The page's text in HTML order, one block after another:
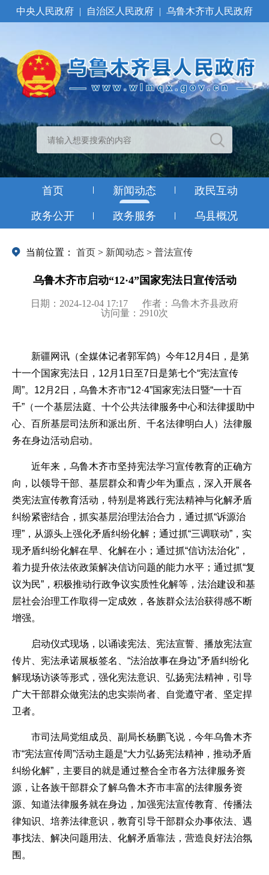
中央人民政府 | 自治区人民政府 | 乌鲁木齐市人民政府
首页 新闻动态 政民互动
政务公开 政务服务 乌县概况
当前位置： 首页 > 新闻动态 > 普法宣传
乌鲁木齐市启动“12·4”国家宪法日宣传活动
日期：2024-12-04 17:17
作者：乌鲁木齐县政府
访问量： 2910次
新疆网讯（全媒体记者郭军鸽）今年12月4日，是第
十一个国家宪法日，12月1日至7日是第七个“宪法宣传
周”。12月2日，乌鲁木齐市“12·4”国家宪法日暨“一十百
千”（一个基层法庭、十个公共法律服务中心和法律援助中
心、百所基层司法所和派出所、千名法律明白人）法律服
务在身边活动启动。
近年来，乌鲁木齐市坚持宪法学习宣传教育的正确方
向，以领导干部、基层群众和青少年为重点，深入开展各
类宪法宣传教育活动，特别是将践行宪法精神与化解矛盾
纠纷紧密结合，抓实基层治理法治合力，通过抓“诉源治
理”，从源头上强化矛盾纠纷化解；通过抓“三调联动”，实
现矛盾纠纷化解在早、化解在小；通过抓“信访法治化”，
着力提升依法依政策解决信访问题的能力水平；通过抓“复
议为民”，积极推动行政争议实质性化解等，法治建设和基
层社会治理工作取得一定成效，各族群众法治获得感不断
增强。
启动仪式现场，以诵读宪法、宪法宣誓、播放宪法宣
传片、宪法承诺展板签名、“法治故事在身边”矛盾纠纷化
解现场访谈等形式，强化宪法意识、弘扬宪法精神，引导
广大干部群众做宪法的忠实崇尚者、自觉遵守者、坚定捍
卫者。
市司法局党组成员、副局长杨鹏飞说，今年乌鲁木齐
市“宪法宣传周”活动主题是“大力弘扬宪法精神，推动矛盾
纠纷化解”，主要目的就是通过整合全市各方法律服务资
源，让各族干部群众了解乌鲁木齐市丰富的法律服务资
源、知道法律服务就在身边，加强宪法宣传教育、传播法
律知识、培养法律意识，教育引导干部群众办事依法、遇
事找法、解决问题用法、化解矛盾靠法，营造良好法治氛
围。